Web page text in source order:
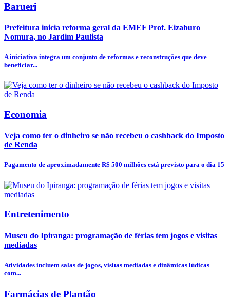
Barueri
Prefeitura inicia reforma geral da EMEF Prof. Eizaburo
Nomura, no Jardim Paulista
A iniciativa integra um conjunto de reformas e reconstruções que deve
beneficiar...
Economia
Veja como ter o dinheiro se não recebeu o cashback do Imposto
de Renda
Pagamento de aproximadamente R$ 500 milhões está previsto para o dia 15
Entretenimento
Museu do Ipiranga: programação de férias tem jogos e visitas
mediadas
Atividades incluem salas de jogos, visitas mediadas e dinâmicas lúdicas
com...
Farmácias de Plantão